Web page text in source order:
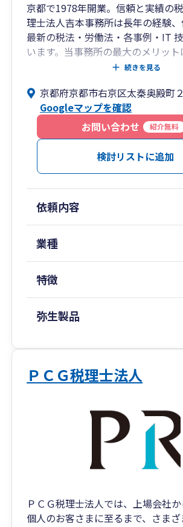
京都で1978年開業。信頼と実績の
理士法人吉本事務所は長年の経験、
最新の税法・労働法・各事例・IT
います。当事務所の最大のメリット
社労士・行政書士・保険外交員が常
プする事です。提携事務所間契約に
「この質問応答や業務は誰が受けて
う？」といった問題や手間が生じま
い経営者様や個人様は様々な士業事
く必要がなく会社経営のサポートを
的かつ効率的にお任せいただけます
起業時には経理以外にも会社経営
あると思います。当事務所は1978
ら多様な業種の経営者様とお付き
ウとしても当事務所の財産となっ
と貴方様の経営や税に対する不安
にお応えできます。
続きを見る
京都府京都市右京区太秦奥殿町
Googleマップを確認
お問い合わせ
紹介無料
検討リストに追加
依頼内容
業種
特徴
弥生製品
ＰＣＧ税理士法人
ＰＣＧ税理士法人では、上場会社か
個人のお客さまに至るまで、さま